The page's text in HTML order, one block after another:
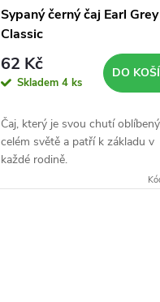
Sypaný černý čaj Earl Grey
Classic
62 Kč
Skladem4 ks
DO
Čaj, který je svou chutí
celém světě a patří k základu v
každé rodině.